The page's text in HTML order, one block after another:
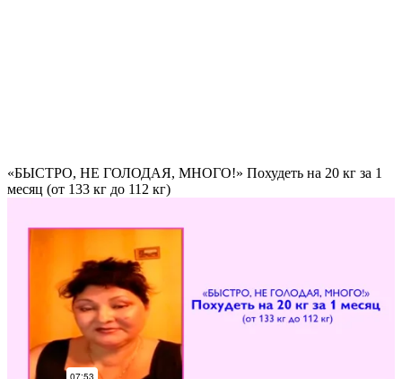
«БЫСТРО, НЕ ГОЛОДАЯ, МНОГО!» Похудеть на 20 кг за 1
месяц (от 133 кг до 112 кг)